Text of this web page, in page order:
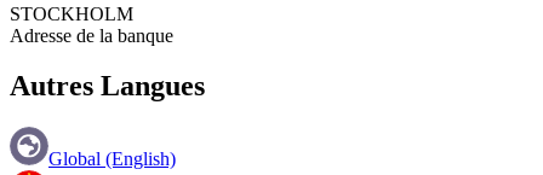
STOCKHOLM
Adresse de la banque
Autres Langues
Global (English)